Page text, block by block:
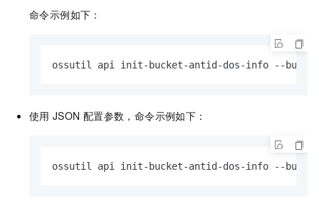
命令示例如下：
ossutil api init-bucket-antid-dos-info --bucket
使用 JSON 配置参数，命令示例如下：
ossutil api init-bucket-antid-dos-info --bucket